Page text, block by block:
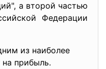
а второй частью
Федерации
из наиболее
на прибыль.